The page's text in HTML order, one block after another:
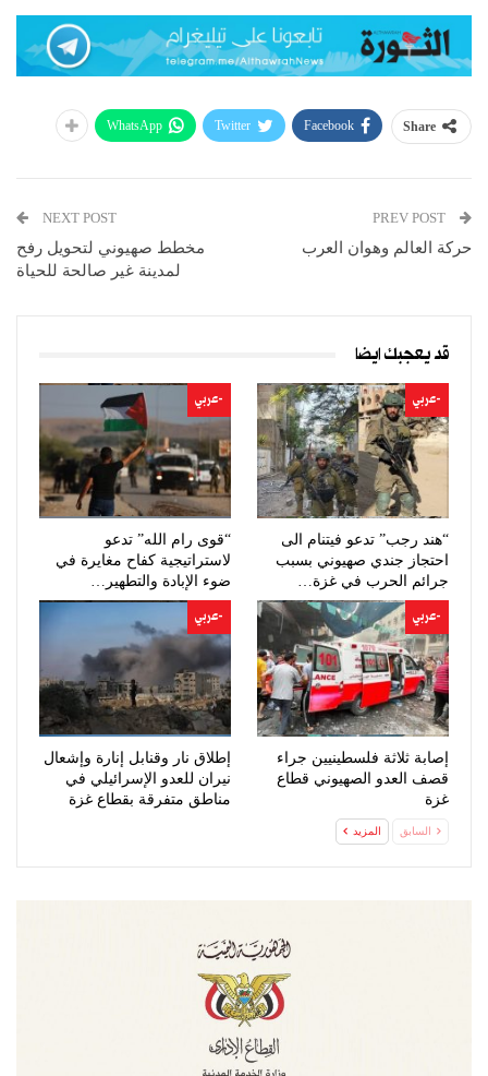
Share
Facebook
Twitter
WhatsApp
حركة العالم وهوان العرب
NEXT POST
مخطط صهيوني لتحويل رفح
لمدينة غير صالحة للحياة
قد يعجبك ايضا
-عربي
“هند رجب” تدعو فيتنام الى
احتجاز جندي صهيوني بسبب
جرائم الحرب في غزة…
-عربي
“قوى رام الله” تدعو
لاستراتيجية كفاح مغايرة في
ضوء الإبادة والتطهير…
-عربي
إصابة ثلاثة فلسطينيين جراء
قصف العدو الصهيوني قطاع
غزة
-عربي
إطلاق نار وقنابل إنارة وإشعال
نيران للعدو الإسرائيلي في
مناطق متفرقة بقطاع غزة
السابق المزيد